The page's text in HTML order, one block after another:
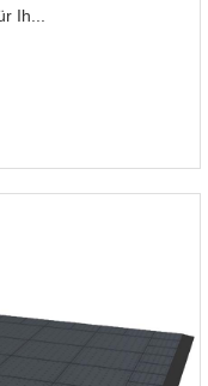
Ih...